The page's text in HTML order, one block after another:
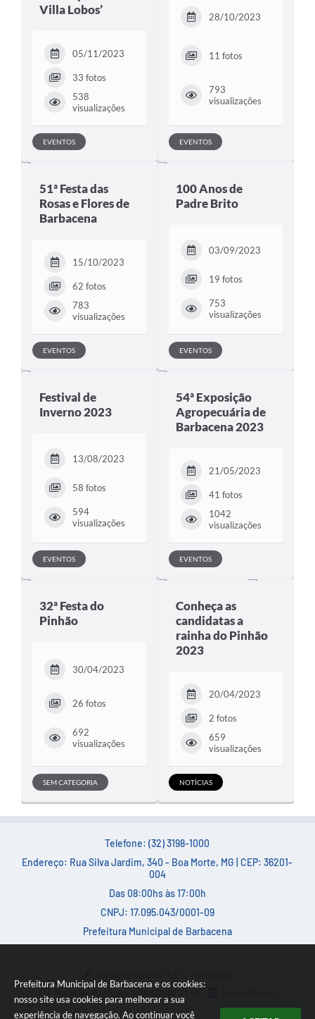
Prefeitura Municipal de Barbacena e os cookies:
nosso site usa cookies para melhorar a sua
experiência de navegação. Ao continuar você
Villa Lobos’
05/11/2023
33 fotos
538
visualizações
EVENTOS
28/10/2023
11 fotos
793
visualizações
EVENTOS
51ª Festa das
Rosas e Flores de
Barbacena
15/10/2023
62 fotos
783
visualizações
EVENTOS
100 Anos de
Padre Brito
03/09/2023
19 fotos
753
visualizações
EVENTOS
Festival de
Inverno 2023
13/08/2023
58 fotos
594
visualizações
EVENTOS
54ª Exposição
Agropecuária de
Barbacena 2023
21/05/2023
41 fotos
1042
visualizações
EVENTOS
32ª Festa do
Pinhão
30/04/2023
26 fotos
692
visualizações
SEM CATEGORIA
Conheça as
candidatas a
rainha do Pinhão
2023
20/04/2023
2 fotos
659
visualizações
NOTÍCIAS
Telefone: (32) 3198-1000
Endereço: Rua Silva Jardim, 340 - Boa Morte, MG | CEP: 36201-
004
Das 08:00hs às 17:00h
CNPJ: 17.095.043/0001-09
Prefeitura Municipal de Barbacena